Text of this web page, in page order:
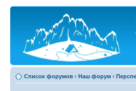
Список форумов ‹ Наш форум ‹